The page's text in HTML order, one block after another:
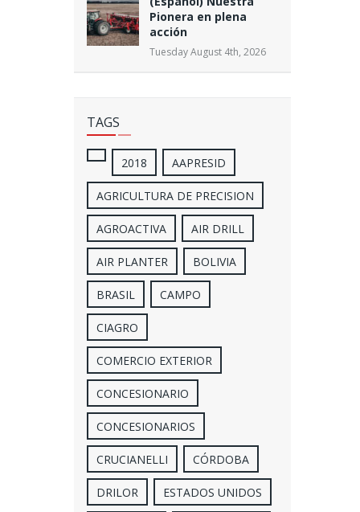
Pionera en plena
acción
Tuesday August 4th, 2026
TAGS
2018 AAPRESID
AGRICULTURA DE PRECISION
AGROACTIVA AIR DRILL
AIR PLANTER BOLIVIA
BRASIL CAMPO
CIAGRO
COMERCIO EXTERIOR
CONCESIONARIO
CONCESIONARIOS
CRUCIANELLI CÓRDOBA
DRILOR ESTADOS UNIDOS